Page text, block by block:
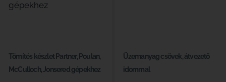
Tömítés készlet Partner, Poulan,
McCulloch, Jonsered gépekhez
Üzemanyag csövek, átvezető
idommal